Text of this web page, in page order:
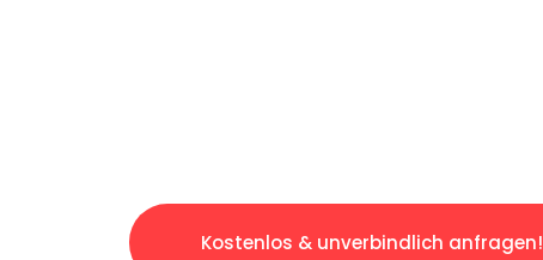
Kostenlos & unverbindlich anfragen!